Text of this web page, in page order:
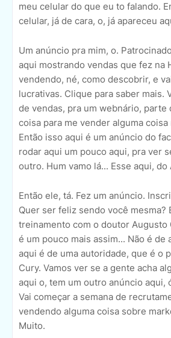
meu celular do que eu to falando.
celular, já de cara, o, já apareceu
Um anúncio pra mim, o.
aqui mostrando vendas que fez na
vendendo, né, como descobrir, e
lucrativas. Clique para saber mais.
de vendas, pra um webnário, parte
coisa para me vender alguma
Então isso aqui é um anúncio do
rodar aqui um pouco aqui, pra ver
outro. Hum vamo lá... Esse aqui, do
Então ele, tá. Fez um anúncio.
Quer ser feliz sendo você mesma?
treinamento com o doutor Augusto
é um pouco mais assim... Não é de
aqui é de uma autoridade, que é o
Cury. Vamos ver se a gente acha
aqui o, tem um outro anúncio aqui,
Vai começar a semana de
vendendo alguma coisa sobre
Muito.